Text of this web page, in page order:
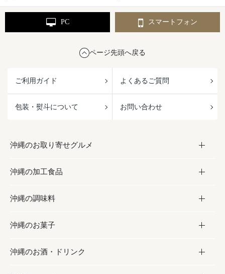
PC スマートフォン
ページ先頭へ戻る
ご利用ガイド よくあるご質問
包装・熨斗について お問い合わせ
沖縄のお取り寄せグルメ
お取り寄せグルメ
フルーツ・野菜
お肉
海産物
沖縄の加工食品
加工食品
缶詰／パウチ
沖縄料理
沖縄の調味料
調味料
砂糖／黒砂糖
沖縄のお菓子
お菓子
沖縄のお酒・ドリンク